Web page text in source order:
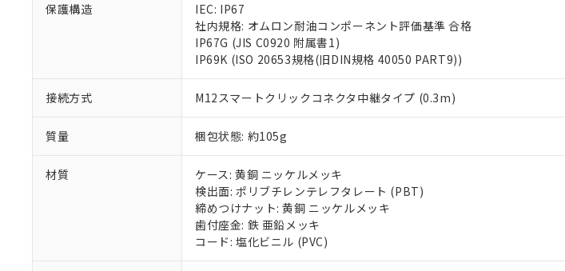
保護構造
IEC: IP67
社内規格: オムロン耐油コンポーネント評価基準 合格
IP67G (JIS C0920 附属書1)
IP69K (ISO 20653規格(旧DIN規格 40050 PART9))
接続方式 M12スマートクリックコネクタ中継タイプ (0.3m)
質量 梱包状態: 約105g
材質
ケース: 黄銅 ニッケルメッキ
検出面: ポリブチレンテレフタレート (PBT)
締めつけナット: 黄銅 ニッケルメッキ
歯付座金: 鉄 亜鉛メッキ
コード: 塩化ビニル (PVC)